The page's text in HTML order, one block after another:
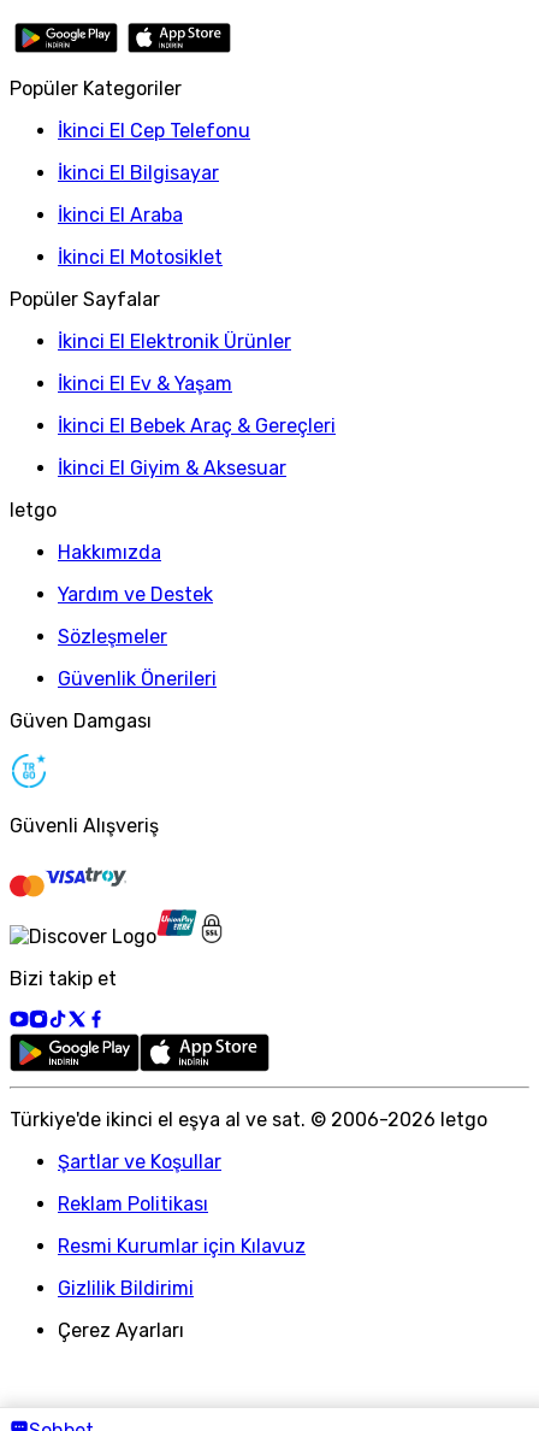
Popüler Kategoriler
İkinci El Cep Telefonu
İkinci El Bilgisayar
İkinci El Araba
İkinci El Motosiklet
Popüler Sayfalar
İkinci El Elektronik Ürünler
İkinci El Ev & Yaşam
İkinci El Bebek Araç & Gereçleri
İkinci El Giyim & Aksesuar
letgo
Hakkımızda
Yardım ve Destek
Sözleşmeler
Güvenlik Önerileri
Güven Damgası
Güvenli Alışveriş
Bizi takip et
Türkiye'de ikinci el eşya al ve sat. © 2006-2026 letgo
Şartlar ve Koşullar
Reklam Politikası
Resmi Kurumlar için Kılavuz
Gizlilik Bildirimi
Çerez Ayarları